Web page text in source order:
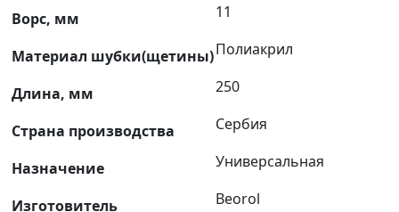
Ворс, мм 11
Материал шубки(щетины)Полиакрил
Длина, мм 250
Страна производства Сербия
Назначение Универсальная
Изготовитель Beorol